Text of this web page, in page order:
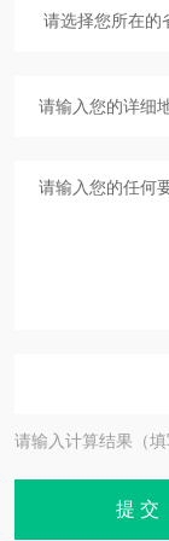
请输入计算结果（